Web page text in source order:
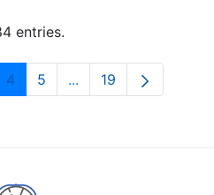
entries.
Page
4 Page
5 ...Intermediate Pages
Page
19